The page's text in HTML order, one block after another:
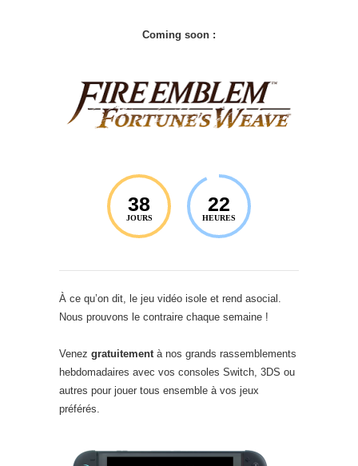
Coming soon :
38
JOURS
22
HEURES
À ce qu’on dit, le jeu vidéo isole et rend asocial.
Nous prouvons le contraire chaque semaine !
Venez gratuitement à nos grands rassemblements
hebdomadaires avec vos consoles Switch, 3DS ou
autres pour jouer tous ensemble à vos jeux
préférés.